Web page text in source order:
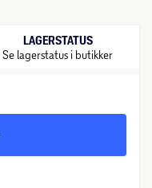
LAGERSTATUS
Se lagerstatus i butikker